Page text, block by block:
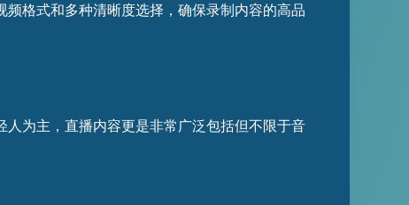
格式和多种清晰度选择，确保录制内容的高品
为主，直播内容更是非常广泛包括但不限于音